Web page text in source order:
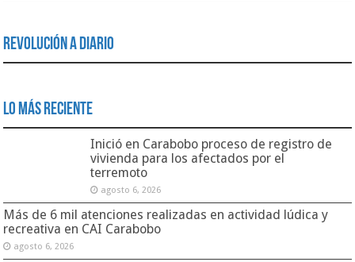
Revolución a Diario
Lo Más Reciente
Inició en Carabobo proceso de registro de
vivienda para los afectados por el
terremoto
agosto 6, 2026
Más de 6 mil atenciones realizadas en actividad lúdica y
recreativa en CAI Carabobo
agosto 6, 2026